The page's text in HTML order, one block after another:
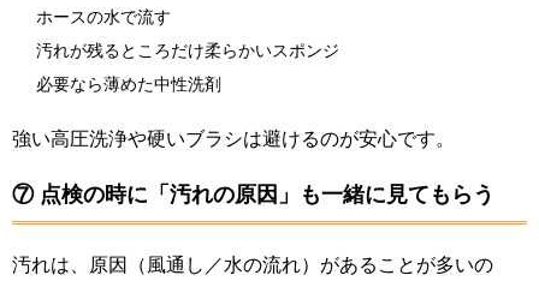
ホースの水で流す
汚れが残るところだけ柔らかいスポンジ
必要なら薄めた中性洗剤
強い高圧洗浄や硬いブラシは避けるのが安心です。
⑦ 点検の時に「汚れの原因」も一緒に見てもらう
汚れは、原因（風通し／水の流れ）があることが多いの